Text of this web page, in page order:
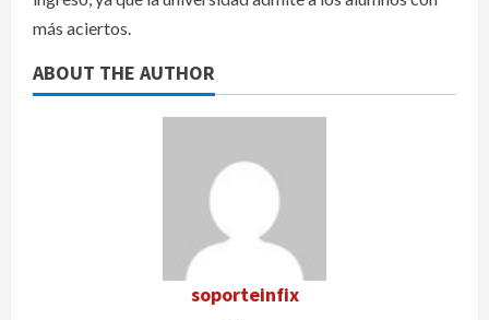
más aciertos.
ABOUT THE AUTHOR
soporteinfix